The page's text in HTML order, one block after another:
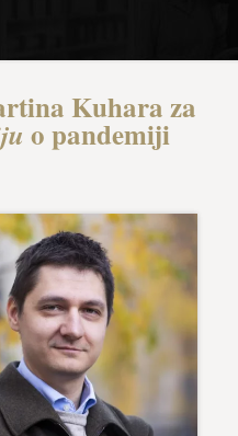
Kuhara za
o pandemiji